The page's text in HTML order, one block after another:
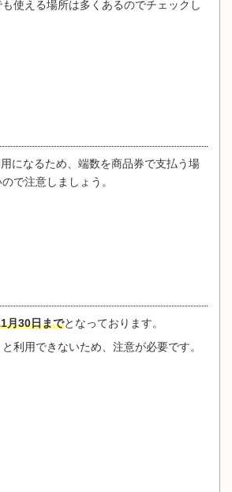
使える場所は多くあるのでチェックし
になるため、端数を商品券で支払う場
で注意しましょう。
月30日までとなっております。
利用できないため、注意が必要です。